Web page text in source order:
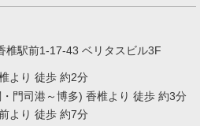
椎駅前1-17-43 ベリタスビル3F
より 徒歩 約2分
門司港～博多) 香椎より 徒歩 約3分
より 徒歩 約7分